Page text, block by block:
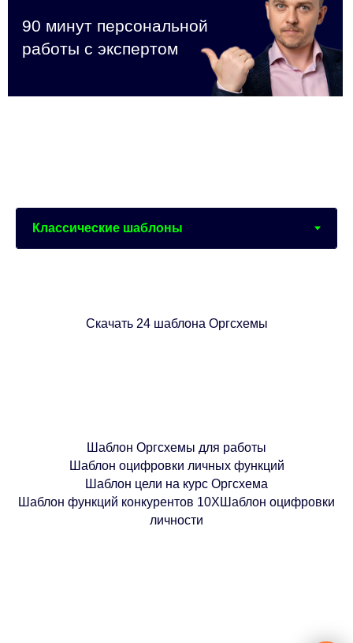
Скачать 24 шаблона Оргсхемы
Шаблон Оргсхемы для работы
Шаблон оцифровки личных функций
Шаблон цели на курс Оргсхема
Шаблон функций конкурентов 10Х Шаблон оцифровки
личности
1) Платные программы
ресурсов Акселератора
За 15 мин. все варианты решения
вашей задачи